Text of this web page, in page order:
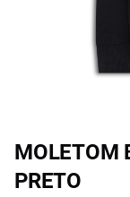
MOLETOM
PRETO